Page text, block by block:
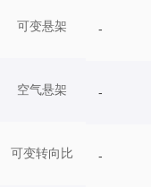
可变悬架
空气悬架
可变转向比
-
-
-